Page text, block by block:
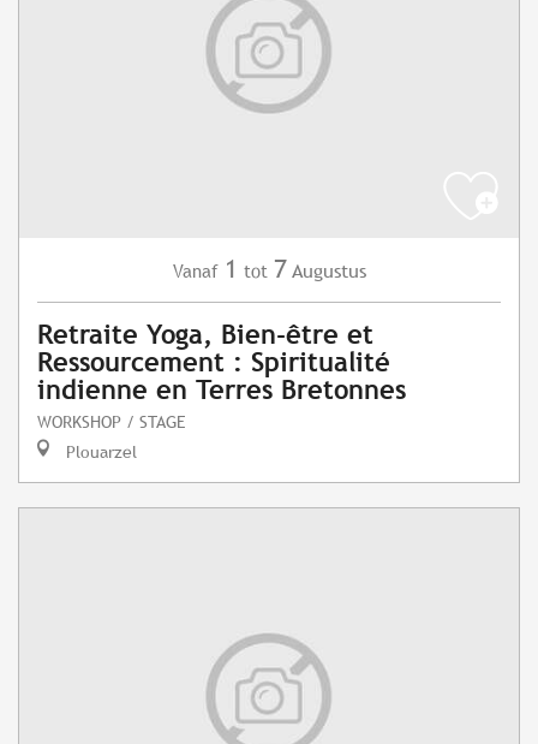
Vanaf 1 tot 7 Augustus
Retraite Yoga, Bien-être et
Ressourcement : Spiritualité
indienne en Terres Bretonnes
WORKSHOP / STAGE
Plouarzel